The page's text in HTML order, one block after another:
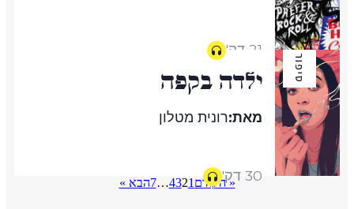
21 דק'
סיפור ילדה בקפה
מאת:רונית מטלון
30 דק' « הקודם 1
2
3
4
…
7הבא »